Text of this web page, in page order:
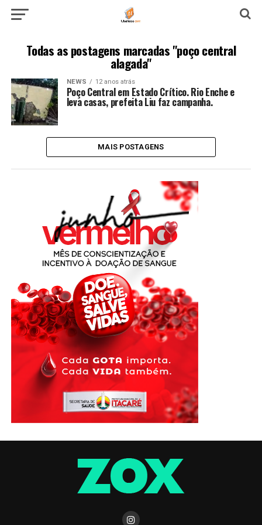
Todas as postagens marcadas "poço central
alagada"
NEWS 12 anos atrás
Poço Central em Estado Crítico. Rio Enche e
leva casas, prefeita Liu faz campanha.
MAIS POSTAGENS